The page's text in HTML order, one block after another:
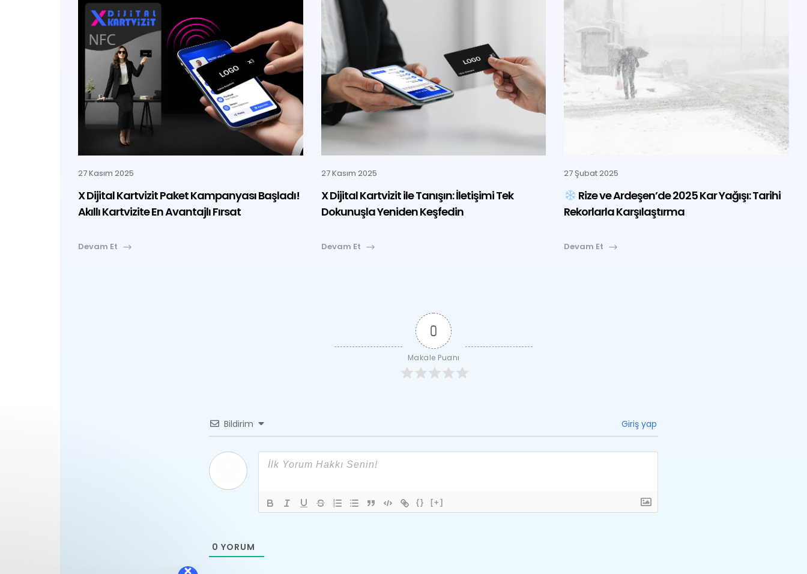
27 Kasım 2025
X Dijital Kartvizit Paket Kampanyası Başladı!
Akıllı Kartvizite En Avantajlı Fırsat
Devam Et
27 Kasım 2025
X Dijital Kartvizit ile Tanışın: İletişimi Tek
Dokunuşla Yeniden Keşfedin
Devam Et
27 Şubat 2025
Rize ve Ardeşen’de 2025 Kar Yağışı: Tarihi
Rekorlarla Karşılaştırma
Devam Et
0
Makale Puanı
Bildirim Giriş yap
{} [+]
0 YORUM